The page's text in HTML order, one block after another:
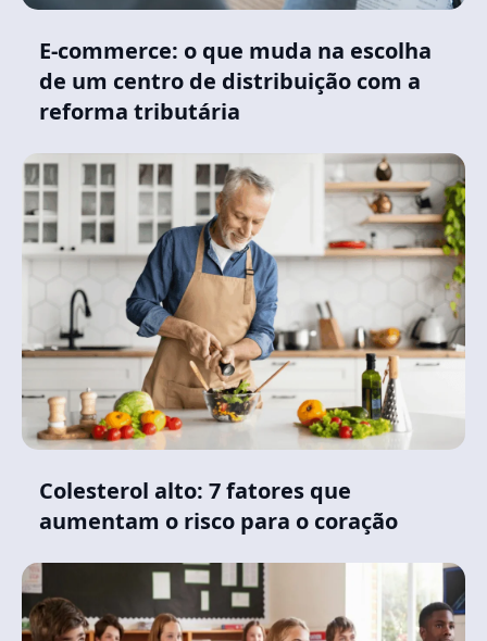
E-commerce: o que muda na escolha
de um centro de distribuição com a
reforma tributária
Colesterol alto: 7 fatores que
aumentam o risco para o coração